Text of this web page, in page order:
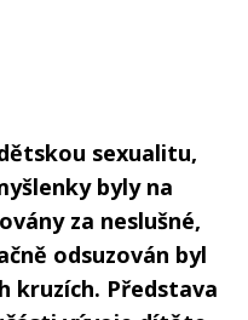
sexualitu,
byly na
za neslušné,
odsuzován byl
kruzích. Představa